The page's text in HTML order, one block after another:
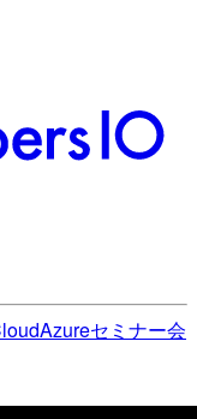
Azureセミナー会